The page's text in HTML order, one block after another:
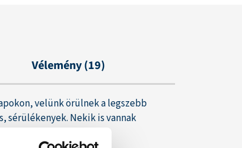
Vélemény (19)
velünk örülnek a legszebb
sérülékenyek. Nekik is vannak